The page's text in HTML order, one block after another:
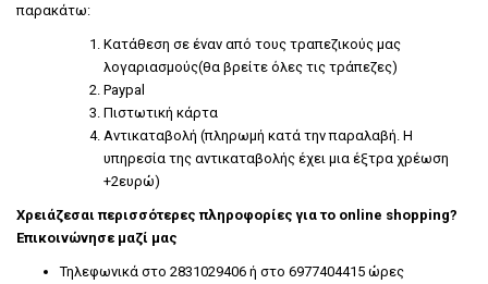
παρακάτω:
Κατάθεση σε έναν από τους τραπεζικούς μας
λογαριασμούς(θα βρείτε όλες τις τράπεζες)
Paypal
Πιστωτική κάρτα
Αντικαταβολή (πληρωμή κατά την παραλαβή. Η
υπηρεσία της αντικαταβολής έχει μια έξτρα χρέωση
+2ευρώ)
Χρειάζεσαι περισσότερες πληροφορίες για το online shopping?
Επικοινώνησε μαζί μας
Τηλεφωνικά στο 2831029406 ή στο 6977404415 ώρες